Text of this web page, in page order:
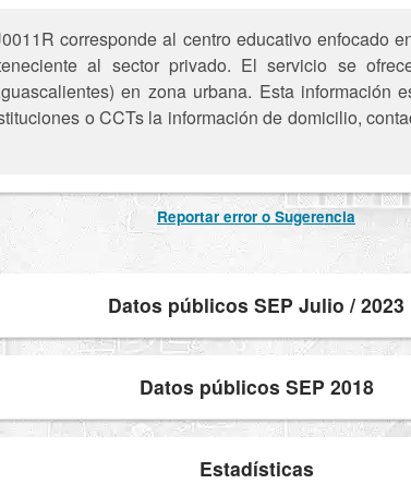
corresponde al centro educativo enfocado
al sector privado. El servicio se
en zona urbana. Esta información
o CCTs la información de domicilio,
Reportar error o Sugerencia
Datos públicos SEP Julio / 2023
Datos públicos SEP 2018
Estadísticas